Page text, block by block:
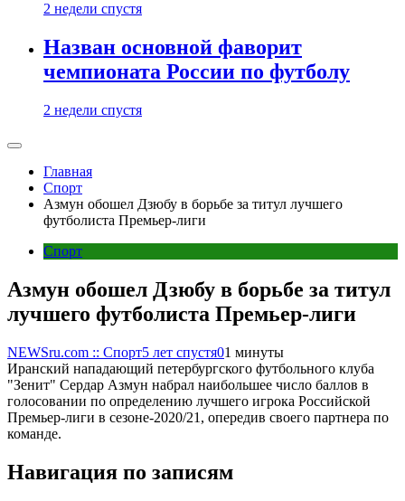
2 недели спустя
Назван основной фаворит
чемпионата России по футболу
2 недели спустя
Главная
Спорт
Азмун обошел Дзюбу в борьбе за титул лучшего
футболиста Премьер-лиги
Спорт
Азмун обошел Дзюбу в борьбе за титул
лучшего футболиста Премьер-лиги
NEWSru.com :: Спорт5 лет спустя01 минуты
Иранский нападающий петербургского футбольного клуба
"Зенит" Сердар Азмун набрал наибольшее число баллов в
голосовании по определению лучшего игрока Российской
Премьер-лиги в сезоне-2020/21, опередив своего партнера по
команде.
Навигация по записям